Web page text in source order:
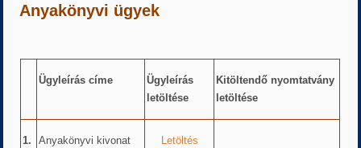
Anyakönyvi ügyek
Ügyleírás címe
Ügyleírás
letöltése
Kitöltendő nyomtatvány
letöltése
1. Anyakönyvi kivonat Letöltés